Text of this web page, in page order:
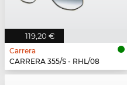
119,20 €
Carrera
CARRERA 355/S - RHL/08